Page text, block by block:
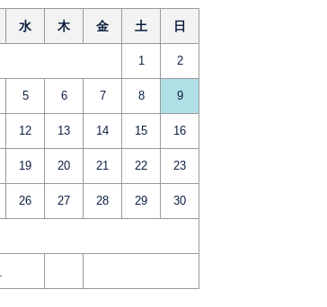
水 木 金 土 日
1 2
5 6 7 8 9
12 13 14 15 16
19 20 21 22 23
26 27 28 29 30